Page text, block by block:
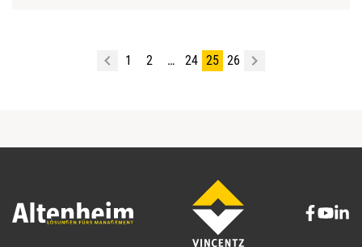
1 2 … 24 25 26